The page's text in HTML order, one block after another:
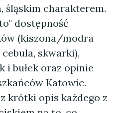
śląskim charakterem.
dostępność
(kiszona/modra
skwarki),
i bułek oraz opinie
Katowic.
krótki opis każdego z